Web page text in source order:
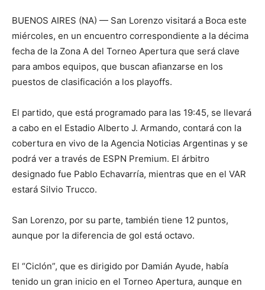
BUENOS AIRES (NA) — San Lorenzo visitará a Boca este
miércoles, en un encuentro correspondiente a la décima
fecha de la Zona A del Torneo Apertura que será clave
para ambos equipos, que buscan afianzarse en los
puestos de clasificación a los playoffs.
El partido, que está programado para las 19:45, se llevará
a cabo en el Estadio Alberto J. Armando, contará con la
cobertura en vivo de la Agencia Noticias Argentinas y se
podrá ver a través de ESPN Premium. El árbitro
designado fue Pablo Echavarría, mientras que en el VAR
estará Silvio Trucco.
San Lorenzo, por su parte, también tiene 12 puntos,
aunque por la diferencia de gol está octavo.
El “Ciclón”, que es dirigido por Damián Ayude, había
tenido un gran inicio en el Torneo Apertura, aunque en